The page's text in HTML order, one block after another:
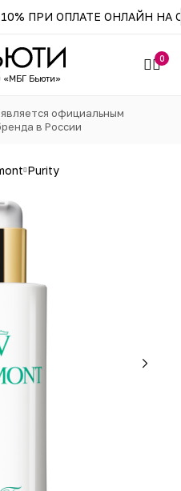
ПРИ ОПЛАТЕ ОНЛАЙН НА
Бьюти»
0
официальным
в России
purity